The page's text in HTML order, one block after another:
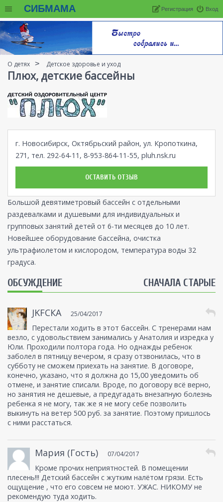
СИБМАМА Вход
Регистрация
О детях Детское здоровье и уход
Плюх, детские бассейны
г. Новосибирск, Октябрьский район, ул. Кропоткина,
271, тел. 292-64-11, 8-953-864-11-55, pluh.nsk.ru
ОСТАВИТЬ ОТЗЫВ
Большой девятиметровый бассейн с отдельными
раздевалками и душевыми для индивидуальных и
групповых занятий детей от 6-ти месяцев до 10 лет.
Новейшее оборудование бассейна, очистка
ультрафиолетом и кислородом, температура воды 32
градуса.
ОБСУЖДЕНИЕ СНАЧАЛА СТАРЫЕ
JKFСКА 25/04/2017
Перестали ходить в этот бассейн. С тренерами нам
везло, с удовольствием занимались у Анатолия и изредка у
Юли. Проходили полтора года. Но однажды ребенок
заболел в пятницу вечером, я сразу отзвонилась, что в
субботу не сможем приехать на занятие. В договоре,
конечно, указано, что я должна до 15,00 уведомить об
отмене, и занятие списали. Вроде, по договору всё верно,
но занятия не дешевые, а предугадать внезапную болезнь
ребенка я не могу, так же я не могу себе позволить
выкинуть на ветер 500 руб. за занятие. Поэтому пришлось
с ними расстаться.
Мария (Гость) 07/04/2017
Кроме прочих неприятностей. В помещении
плесень!!! Детский бассейн с жутким налётом грязи. Есть
ощущение , что его совсем не моют. УЖАС. НИКОМУ не
рекомендую туда ходить.